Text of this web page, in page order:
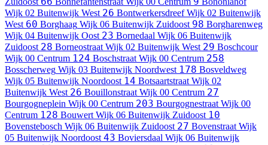
Wijk 02 Buitenwijk West 26 Bontwerkersdreef Wijk 02 Buitenwijk
West 60 Borghaag Wijk 06 Buitenwijk Zuidoost 98 Borgharenweg
Wijk 04 Buitenwijk Oost 23 Bornedaal Wijk 06 Buitenwijk
Zuidoost 28 Borneostraat Wijk 02 Buitenwijk West 29 Boschcour
Wijk 00 Centrum 124 Boschstraat Wijk 00 Centrum 258
Bosscherweg Wijk 03 Buitenwijk Noordwest 178 Bosveldweg
Wijk 05 Buitenwijk Noordoost 14 Botsaartstraat Wijk 02
Buitenwijk West 26 Bouillonstraat Wijk 00 Centrum 27
Bourgogneplein Wijk 00 Centrum 203 Bourgognestraat Wijk 00
Centrum 128 Bouwert Wijk 06 Buitenwijk Zuidoost 10
Bovenstebosch Wijk 06 Buitenwijk Zuidoost 27 Bovenstraat Wijk
05 Buitenwijk Noordoost 43 Boviersdaal Wijk 06 Buitenwijk